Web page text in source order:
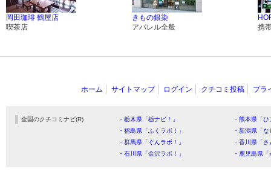
岡田珈琲 鶴屋店
喫茶店
きもの銀染
アパレル全般
携
ホーム サイトマップ ログイン クチコミ投稿 プラ
全国のクチコミナビ(R) ・栃木県「栃ナビ！」
・熊本県「
・福島県「ふくラボ！」
・新潟県「
・群馬県「ぐんラボ！」
・香川県「
・石川県「金沢ラボ！」
・鹿児島県